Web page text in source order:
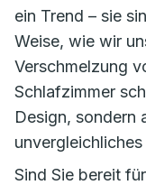
ein Trend – sie
Weise, wie wir
Verschmelzung
Schlafzimmer
Design, sondern
Sind Sie bereit